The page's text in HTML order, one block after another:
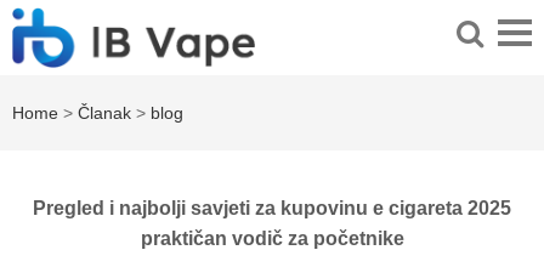
Home > Članak > blog
Pregled i najbolji savjeti za kupovinu e cigareta 2025
praktičan vodič za početnike